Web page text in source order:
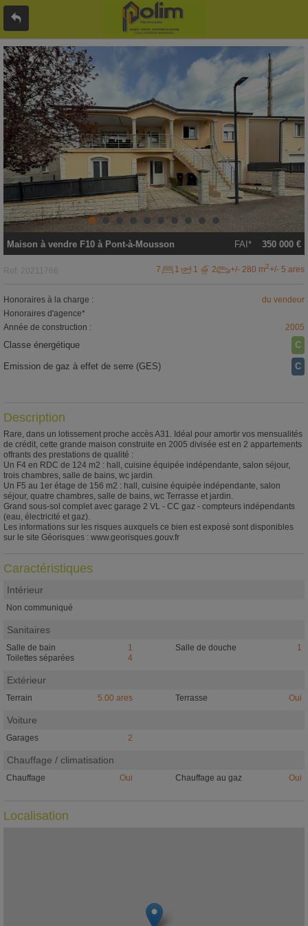
350 000 €
Maison à vendre F10 à Pont-à-Mousson FAI*
Ref. 20211766 7 1 1 2 +/- 280 m2+/- 5 ares
Honoraires à la charge :
du vendeur
Honoraires d'agence*
Année de construction :
2005
Classe énergétique C
Emission de gaz à effet de serre (GES) C
Description
Rare, dans un lotissement proche accès A31. Idéal pour amortir vos mensualités
de crédit, cette grande maison construite en 2005 divisée est en 2 appartements
offrants des prestations de qualité :
Un F4 en RDC de 124 m2 : hall, cuisine équipée indépendante, salon séjour,
trois chambres, salle de bains, wc jardin.
Un F5 au 1er étage de 156 m2 : hall, cuisine équipée indépendante, salon
séjour, quatre chambres, salle de bains, wc Terrasse et jardin.
Grand sous-sol complet avec garage 2 VL - CC gaz - compteurs indépendants
(eau, électricité et gaz).
Les informations sur les risques auxquels ce bien est exposé sont disponibles
sur le site Géorisques : www.georisques.gouv.fr
Caractéristiques
Intérieur
Non communiqué
Sanitaires
Salle de bain 1 Salle de douche
1
Toilettes séparées
4
Extérieur
Terrain 5.00 ares Terrasse Oui
Voiture
Garages 2
Chauffage / climatisation
Chauffage Oui Chauffage au gaz Oui
Localisation